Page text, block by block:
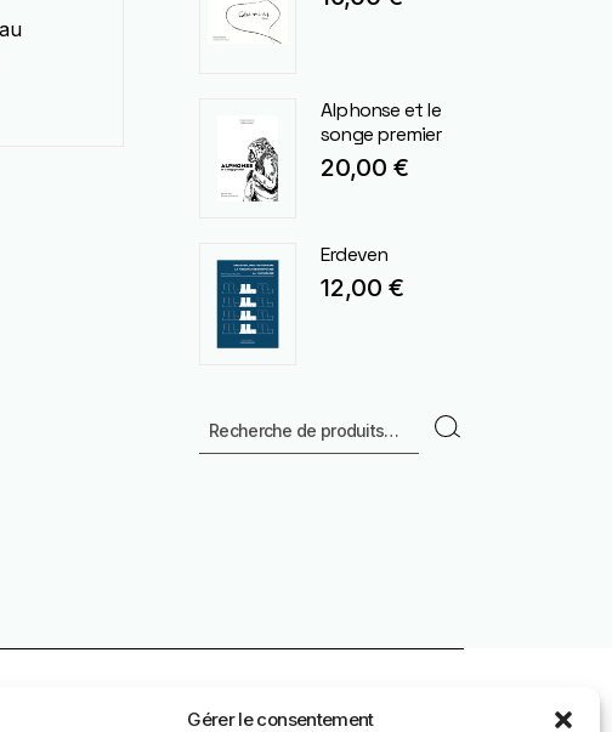
Gérer le consentement
Alphonse et le
songe premier
20,00 €
Erdeven
12,00 €